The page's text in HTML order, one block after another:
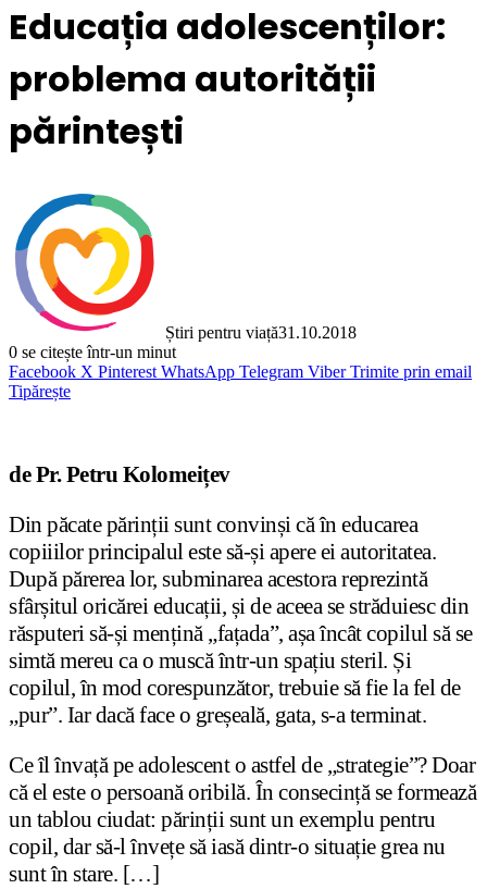
Educația adolescenților:
problema autorității
părintești
Știri pentru viață31.10.2018
0 se citește într-un minut
Facebook X Pinterest WhatsApp Telegram Viber Trimite prin email
Tipărește
de Pr. Petru Kolomeițev
Din păcate părinții sunt convinși că în educarea
copiiilor principalul este să-și apere ei autoritatea.
După părerea lor, subminarea acestora reprezintă
sfârșitul oricărei educații, și de aceea se străduiesc din
răsputeri să-și mențină „fațada”, așa încât copilul să se
simtă mereu ca o muscă într-un spațiu steril. Și
copilul, în mod corespunzător, trebuie să fie la fel de
„pur”. Iar dacă face o greșeală, gata, s-a terminat.
Ce îl învață pe adolescent o astfel de „strategie”? Doar
că el este o persoană oribilă. În consecință se formează
un tablou ciudat: părinții sunt un exemplu pentru
copil, dar să-l învețe să iasă dintr-o situație grea nu
sunt în stare. […]